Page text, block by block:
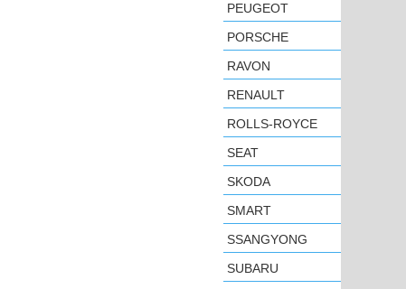
PEUGEOT
PORSCHE
RAVON
RENAULT
ROLLS-ROYCE
SEAT
SKODA
SMART
SSANGYONG
SUBARU